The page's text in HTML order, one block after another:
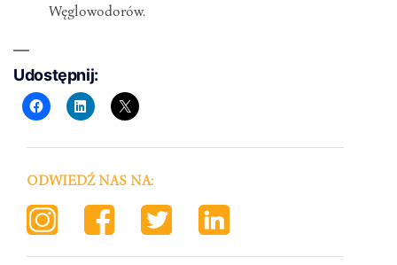
Węglowodorów.
Udostępnij:
ODWIEDŹ NAS NA: